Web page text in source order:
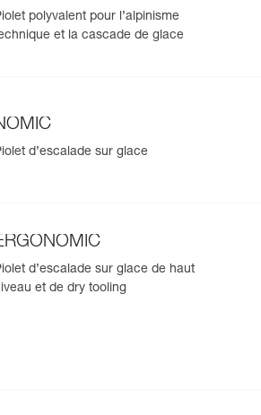
polyvalent pour l’alpinisme
et la cascade de glace
d’escalade sur glace
d’escalade sur glace de haut
et de dry tooling